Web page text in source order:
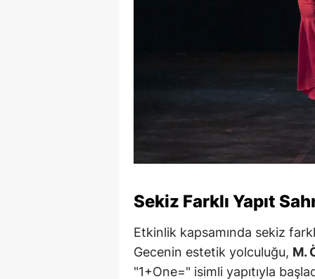
Sekiz Farklı Yapıt
Etkinlik kapsamında sekiz
Gecenin estetik yolculuğu, M.
"1+One=" isimli yapıtıyla